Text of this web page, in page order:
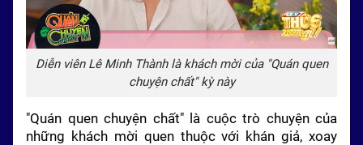
Diễn viên Lê Minh Thành là khách mời của "Quán quen
chuyện chất" kỳ này
"Quán quen chuyện chất" là cuộc trò chuyện của
những khách mời quen thuộc với khán giả, xoay